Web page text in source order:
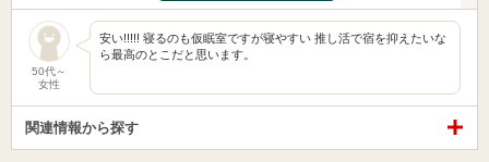
50代～
女性
安い!!!!! 寝るのも仮眠室ですが寝やすい 推し活で宿を抑えたいな
ら最高のとこだと思います。
関連情報から探す